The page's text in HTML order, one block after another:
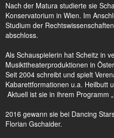
Nach der Matura studierte sie
Konservatorium in Wien. Im
Studium der
abschloss.
Als Schauspielerin hat Scheitz in
Musikttheaterproduktionen in
Seit 2004 schreibt und spielt
Kabarettformationen u.a. Heilbutt
Aktuell ist sie in ihrem Programm
2016 gewann sie bei Dancing
Florian Gschaider.